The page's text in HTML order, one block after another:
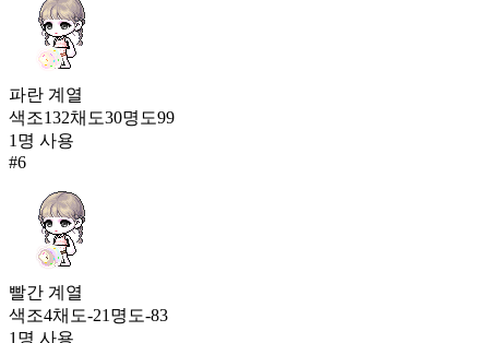
파란 계열
색조132채도30명도99
1 명 사용
#6
빨간 계열
색조4채도-21 명도-83
1 명 사용